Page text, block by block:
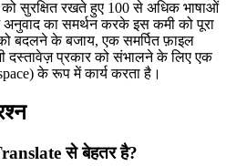
सुरक्षित रखते हुए 100 से अधिक भाषाओं
का समर्थन करके इस कमी को पूरा
बदलने के बजाय, एक समर्पित फ़ाइल
दस्तावेज़ प्रकार को संभालने के लिए एक
के रूप में कार्य करता है।
से बेहतर है?